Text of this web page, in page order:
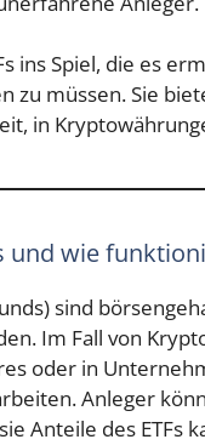
ins Spiel, die es
zu müssen. Sie
in
und wie
sind
Im Fall von
oder in
Anleger
Anteile des ETFs